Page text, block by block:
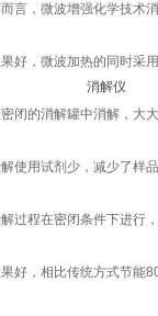
言，微波增强化学技术
好，微波加热的同时采
闭的消解罐中消解，大
使用试剂少，减少了样
过程在密闭条件下进行
好，相比传统方式节能